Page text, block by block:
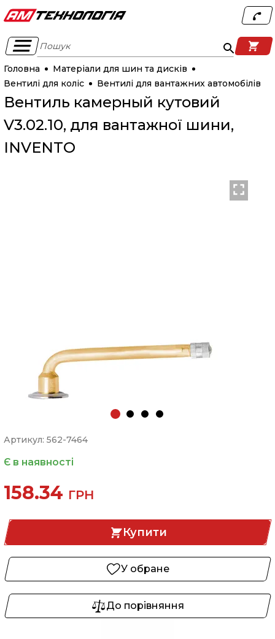
Пошук
Головна
Матеріали для шин та дисків
Вентилі для коліс
Вентилі для вантажних автомобілів
Вентиль камерный кутовий
V3.02.10, для вантажної шини,
INVENTO
Артикул: 562-7464
Є в наявності
158.34 ГРН
Купити
У обране
До порівняння